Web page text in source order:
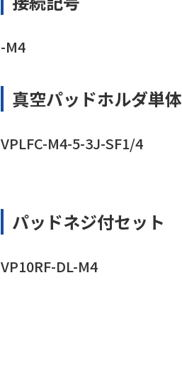
-M4
真空パッドホルダ単体
VPLFC-M4-5-3J-SF1/4
パッドネジ付セット
VP10RF-DL-M4